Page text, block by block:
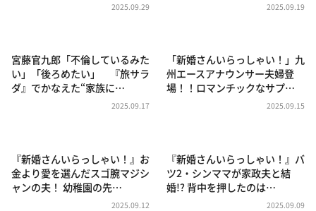
ポツンと一軒家
ザキ山小屋本館
2025.09.29 2025.09.19
宮藤官九郎「不倫しているみた
い」「後ろめたい」 『旅サラ
ダ』でかなえた“家族に…
2025.09.17
「新婚さんいらっしゃい！」九
州エースアナウンサー夫婦登
場！！ロマンチックなサプ…
2025.09.15
『新婚さんいらっしゃい！』お
金より愛を選んだスゴ腕マジシ
ャンの夫！ 幼稚園の先…
2025.09.12
『新婚さんいらっしゃい！』バ
ツ2・シンママが家政夫と結
婚!? 背中を押したのは…
2025.09.09